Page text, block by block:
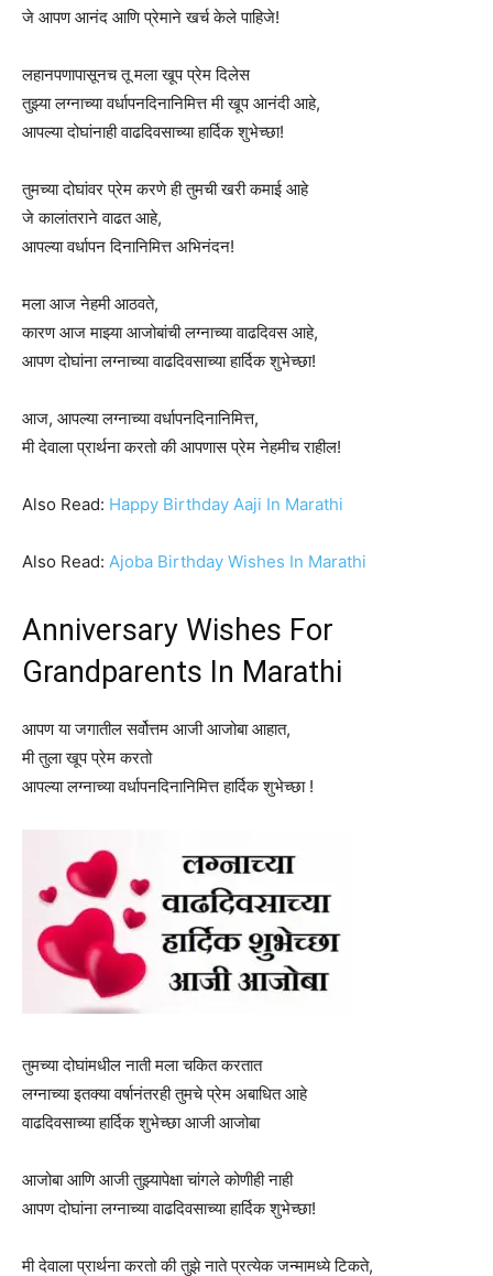
जे आपण आनंद आणि प्रेमाने खर्च केले पाहिजे!
लहानपणापासूनच तू मला खूप प्रेम दिलेस
तुझ्या लग्नाच्या वर्धापनदिनानिमित्त मी खूप आनंदी आहे,
आपल्या दोघांनाही वाढदिवसाच्या हार्दिक शुभेच्छा!
तुमच्या दोघांवर प्रेम करणे ही तुमची खरी कमाई आहे
जे कालांतराने वाढत आहे,
आपल्या वर्धापन दिनानिमित्त अभिनंदन!
मला आज नेहमी आठवते,
कारण आज माझ्या आजोबांची लग्नाच्या वाढदिवस आहे,
आपण दोघांना लग्नाच्या वाढदिवसाच्या हार्दिक शुभेच्छा!
आज, आपल्या लग्नाच्या वर्धापनदिनानिमित्त,
मी देवाला प्रार्थना करतो की आपणास प्रेम नेहमीच राहील!
Also Read: Happy Birthday Aaji In Marathi
Also Read: Ajoba Birthday Wishes In Marathi
Anniversary Wishes For
Grandparents In Marathi
आपण या जगातील सर्वोत्तम आजी आजोबा आहात,
मी तुला खूप प्रेम करतो
आपल्या लग्नाच्या वर्धापनदिनानिमित्त हार्दिक शुभेच्छा !
तुमच्या दोघांमधील नाती मला चकित करतात
लग्नाच्या इतक्या वर्षानंतरही तुमचे प्रेम अबाधित आहे
वाढदिवसाच्या हार्दिक शुभेच्छा आजी आजोबा
आजोबा आणि आजी तुझ्यापेक्षा चांगले कोणीही नाही
आपण दोघांना लग्नाच्या वाढदिवसाच्या हार्दिक शुभेच्छा!
मी देवाला प्रार्थना करतो की तुझे नाते प्रत्येक जन्मामध्ये टिकते,